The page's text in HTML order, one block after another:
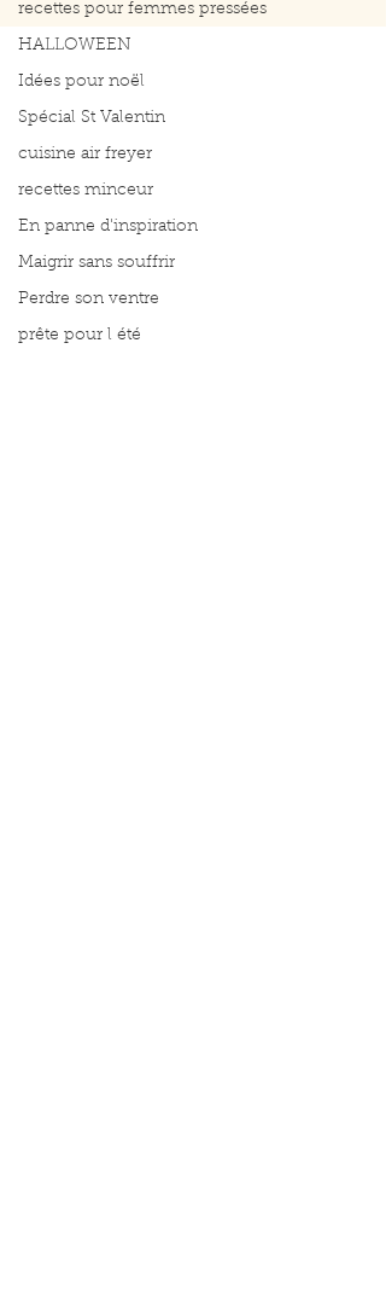
recettes pour femmes pressées
HALLOWEEN
Idées pour noël
Spécial St Valentin
cuisine air freyer
recettes minceur
En panne d'inspiration
Maigrir sans souffrir
Perdre son ventre
prête pour l été